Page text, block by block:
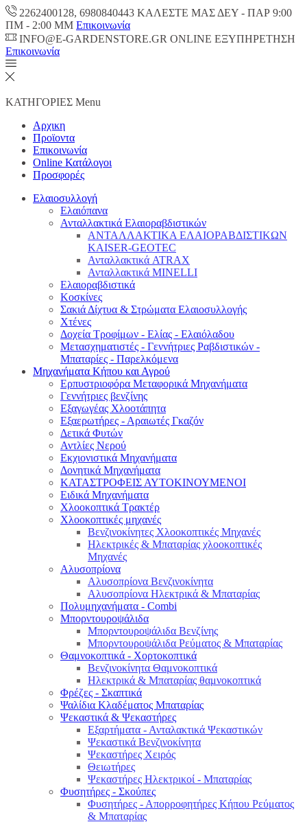
2262400128, 6980840443 ΚΑΛΕΣΤΕ ΜΑΣ ΔΕΥ - ΠΑΡ 9:00
ΠM - 2:00 ΜΜ Επικοινωνία
INFO@E-GARDENSTORE.GR ONLINE ΕΞΥΠΗΡΕΤΗΣH
Επικοινωνία
ΚΑΤΗΓΟΡΙΕΣ Menu
Αρχικη
Προϊοντα
Επικοινωνία
Online Κατάλογοι
Προσφορές
Ελαιοσυλλογή
Ελαιόπανα
Ανταλλακτικά Ελαιοραβδιστικών
ΑΝΤΑΛΛΑΚΤΙΚΑ ΕΛΑΙΟΡΑΒΔΙΣΤΙΚΩΝ
KAISER-GEOTEC
Ανταλλακτικά ATRAX
Ανταλλακτικά MINELLI
Ελαιοραβδιστικά
Κοσκίνες
Σακιά Δίχτυα & Στρώματα Ελαιοσυλλογής
Χτένες
Δοχεία Τροφίμων - Ελίας - Ελαιόλαδου
Μετασχηματιστές - Γεννήτριες Ραβδιστικών -
Μπαταρίες - Παρελκόμενα
Μηχανήματα Κήπου και Αγρού
Eρπυστριοφόρα Μεταφορικά Μηχανήματα
Γεννήτριες βενζίνης
Εξαγωγέας Χλοοτάπητα
Εξαερωτήρες - Αραιωτές Γκαζόν
Δετικά Φυτών
Αντλίες Νερού
Εκχιονιστικά Μηχανήματα
Δονητικά Μηχανήματα
ΚΑΤΑΣΤΡΟΦΕΙΣ ΑΥΤΟΚΙΝΟΥΜΕΝΟΙ
Ειδικά Μηχανήματα
Χλοοκοπτικά Τρακτέρ
Χλοοκοπτικές μηχανές
Βενζινοκίνητες Χλοοκοπτικές Μηχανές
Ηλεκτρικές & Μπαταρίας χλοοκοπτικές
Μηχανές
Αλυσοπρίονα
Αλυσοπρίονα Βενζινοκίνητα
Αλυσοπρίονα Ηλεκτρικά & Μπαταρίας
Πολυμηχανήματα - Combi
Μπορντουροψάλιδα
Μπορντουροψάλιδα Βενζίνης
Μπορντουροψάλιδα Ρεύματος & Μπαταρίας
Θαμνοκοπτικά - Χορτοκοπτικά
Βενζινοκίνητα Θαμνοκοπτικά
Ηλεκτρικά & Μπαταρίας θαμνοκοπτικά
Φρέζες - Σκαπτικά
Ψαλίδια Κλαδέματος Μπαταρίας
Ψεκαστικά & Ψεκαστήρες
Εξαρτήματα - Ανταλακτικά Ψεκαστικών
Ψεκαστικά Βενζινοκίνητα
Ψεκαστήρες Χειρός
Θειωτήρες
Ψεκαστήρες Ηλεκτρικοί - Μπαταρίας
Φυσητήρες - Σκούπες
Φυσητήρες - Απορροφητήρες Κήπου Ρεύματος
& Μπαταρίας